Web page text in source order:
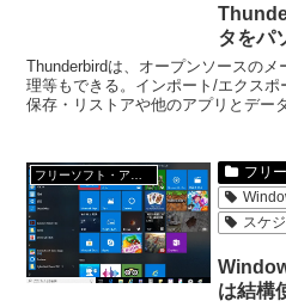
タをパ
Thunderbirdは、オープンソースの
理等もできる。インポート/エクス
保存・リストアや他のアプリとデー
フリーソフト・アプリ・Webサービス
フリ
スケ
は結構